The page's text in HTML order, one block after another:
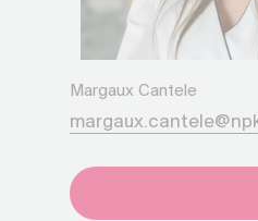
Margaux Cantele